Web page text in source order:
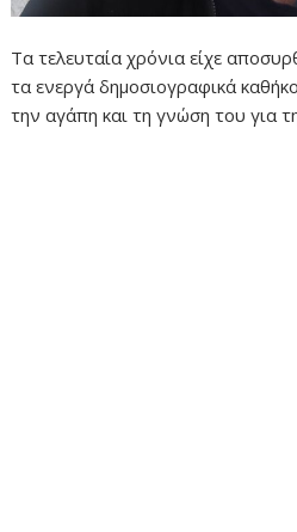
Τα τελευταία χρόνια είχε
τα ενεργά δημοσιογραφικά
την αγάπη και τη γνώση του για